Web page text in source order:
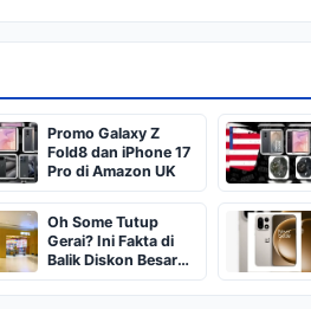
Promo Galaxy Z
Fold8 dan iPhone 17
Pro di Amazon UK
Oh Some Tutup
Gerai? Ini Fakta di
Balik Diskon Besar
dan Cabang yang
Berhenti Beroperasi